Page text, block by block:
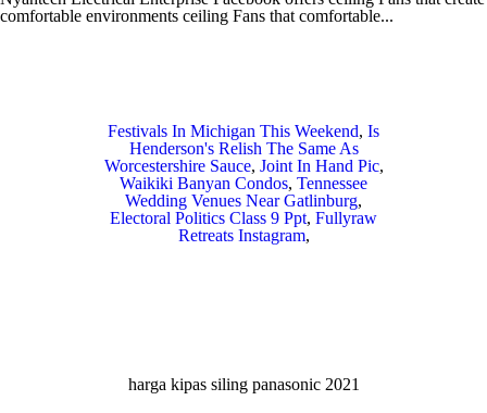
Festivals In Michigan This Weekend, Is
Henderson's Relish The Same As
Worcestershire Sauce, Joint In Hand Pic,
Waikiki Banyan Condos, Tennessee
Wedding Venues Near Gatlinburg,
Electoral Politics Class 9 Ppt, Fullyraw
Retreats Instagram,
harga kipas siling panasonic 2021